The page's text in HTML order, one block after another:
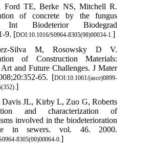
Ford TE, Berke NS, Mitchell R.
of concrete by the fungus
Int Biodeterior Biodegrad
9. [DOI:10.1016/S0964-8305(98)00034-1.]
Silva M, Rosowsky D V.
of Construction Materials:
and Future Challenges. J Mater
65. [DOI:10.1061/(asce)0899-
]
JL, Kirby L, Zuo G, Roberts
and characterization of
involved in the biodeterioration
in sewers. vol. 46. 2000.
8305(00)00064-0.]